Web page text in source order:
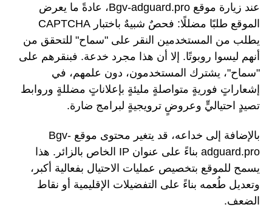
عند زيارة موقع Bgv-adguard.pro، عادةً ما يعرض
الموقع طلبًا مضللًا: فحصٌ شبيهٌ باختبار CAPTCHA
يطلب من المستخدمين النقر على "سماح" للتحقق من
أنهم ليسوا روبوتًا. إلا أن هذا مجرد خدعة. فبنقرهم على
"سماح"، يشترك المستخدمون، دون علمهم، في
إشعاراتٍ فوريةٍ متواصلةٍ مليئةٍ بإعلاناتٍ مضللةٍ وروابط
تصيدٍ احتياليٍّ وعروضٍ ترويجيةٍ لبرامج ضارة.
بالإضافة إلى خداعه، قد يتغير محتوى موقع Bgv-
adguard.pro بناءً على عنوان IP الخاص بالزائر. هذا
يسمح للموقع بتخصيص عمليات الاحتيال بفعالية أكبر،
وتعديل طُعمه بناءً على التفضيلات الإقليمية أو نقاط
الضعف.